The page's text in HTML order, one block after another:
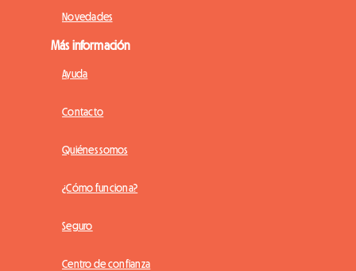
Novedades
Más información
Ayuda
Contacto
Quiénes somos
¿Cómo funciona?
Seguro
Centro de confianza